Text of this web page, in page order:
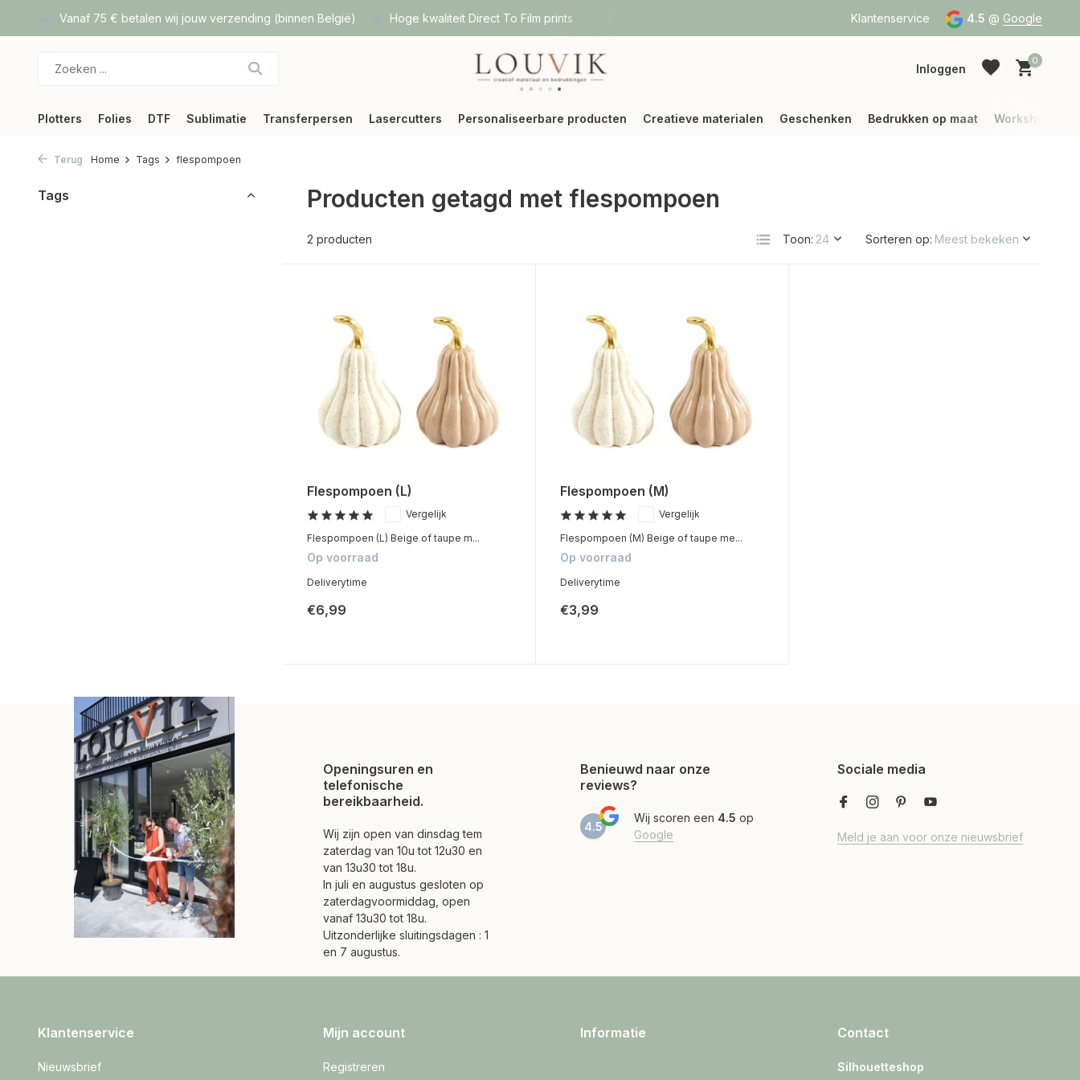
Vanaf 75 € betalen wij jouw verzending (binnen België) Hoge kwaliteit Direct To Film prints Vanaf 75 € betalen wij jouw verzending
Klantenservice 4.5 @ Google
Inloggen
0
Plotters Folies DTF Sublimatie Transferpersen Lasercutters Personaliseerbare producten Creatieve materialen Geschenken Bedrukken op maat Workshops
Terug Home Tags flespompoen
Tags Producten getagd met flespompoen
2 producten Toon: Sorteren op:
Flespompoen (L)
Vergelijk
Flespompoen (L) Beige of taupe m...
Op voorraad
Deliverytime
€6,99
Flespompoen (M)
Vergelijk
Flespompoen (M) Beige of taupe me...
Op voorraad
Deliverytime
€3,99
Openingsuren en
telefonische
bereikbaarheid.
Wij zijn open van dinsdag tem
zaterdag van 10u tot 12u30 en
van 13u30 tot 18u.
In juli en augustus gesloten op
zaterdagvoormiddag, open
vanaf 13u30 tot 18u.
Uitzonderlijke sluitingsdagen : 1
en 7 augustus.
Benieuwd naar onze
reviews?
4.5
Wij scoren een 4.5 op
Google
Sociale media
Meld je aan voor onze nieuwsbrief
Klantenservice
Nieuwsbrief
Mijn account
Registreren
Informatie Contact
Silhouetteshop